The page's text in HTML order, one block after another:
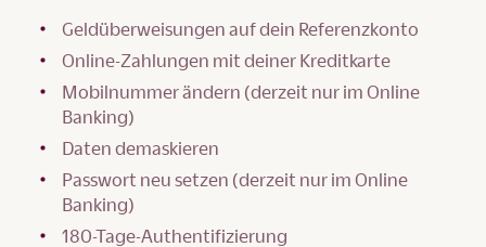
Geldüberweisungen auf dein Referenzkonto
Online-Zahlungen mit deiner Kreditkarte
Mobilnummer ändern (derzeit nur im Online
Banking)
Daten demaskieren
Passwort neu setzen (derzeit nur im Online
Banking)
180-Tage-Authentifizierung